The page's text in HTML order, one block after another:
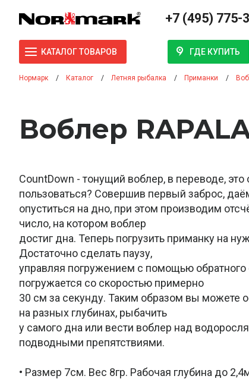
+7 (495) 775-
КАТАЛОГ ТОВАРОВ ГДЕ КУПИТЬ
Нормарк Каталог Летняя рыбалка Приманки
Воблер
CountDown - тонущий воблер, в переводе,
пользоваться? Совершив первый заброс,
опуститься на дно, при этом производим
число, на котором воблер
достиг дна. Теперь погрузить приманку на
Достаточно сделать паузу,
управляя погружением с помощью обратного
погружается со скоростью примерно
30 см за секунду. Таким образом вы можете
на разных глубинах, рыбачить
у самого дна или вести воблер над
подводными препятствиями.
• Размер 7см. Вес 8гр. Рабочая глубина до